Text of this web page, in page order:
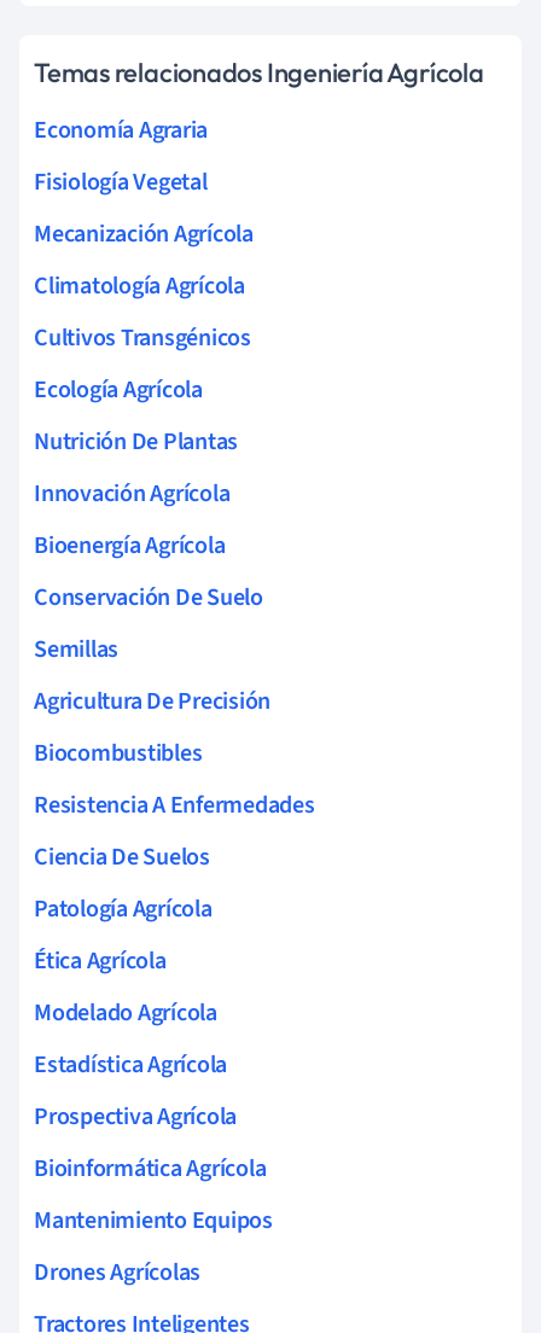
Temas relacionados Ingeniería Agrícola
Economía Agraria
Fisiología Vegetal
Mecanización Agrícola
Climatología Agrícola
Cultivos Transgénicos
Ecología Agrícola
Nutrición De Plantas
Innovación Agrícola
Bioenergía Agrícola
Conservación De Suelo
Semillas
Agricultura De Precisión
Biocombustibles
Resistencia A Enfermedades
Ciencia De Suelos
Patología Agrícola
Ética Agrícola
Modelado Agrícola
Estadística Agrícola
Prospectiva Agrícola
Bioinformática Agrícola
Mantenimiento Equipos
Drones Agrícolas
Tractores Inteligentes